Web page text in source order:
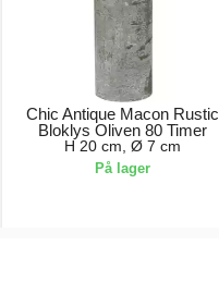
Chic Antique Macon Rustic
Bloklys Oliven 80 Timer
H 20 cm, Ø 7 cm
På lager